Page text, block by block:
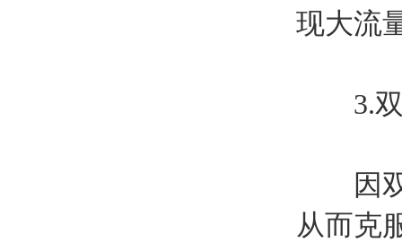
现大流
3.双
因双
从而克